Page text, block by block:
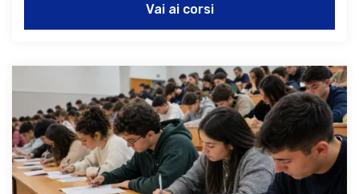
Vai ai corsi